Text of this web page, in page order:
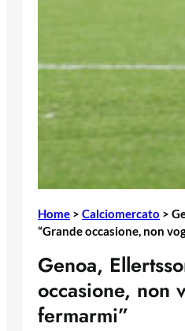
Home > Calciomercato >
“Grande occasione, non
Genoa,
occasione, non
fermarmi”